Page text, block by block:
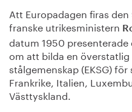
Bildbank
Om oss
Att Europadagen firas
franske utrikesministern
datum 1950
om att bilda en
stålgemenskap (EKSG)
Frankrike, Italien,
Västtyskland.